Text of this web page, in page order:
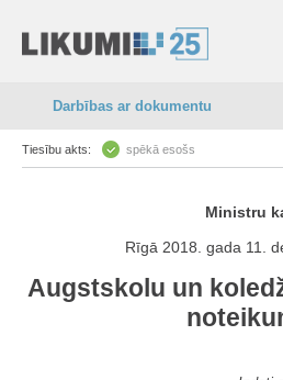
Darbības ar dokumentu
Tiesību akts: spēkā esošs
Ministru
Rīgā 2018. gada 11.
Augstskolu un